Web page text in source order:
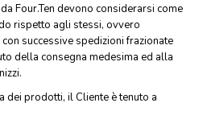
Four.Ten devono considerarsi come
rispetto agli stessi, ovvero
successive spedizioni frazionate
della consegna medesima ed alla
dei prodotti, il Cliente è tenuto a